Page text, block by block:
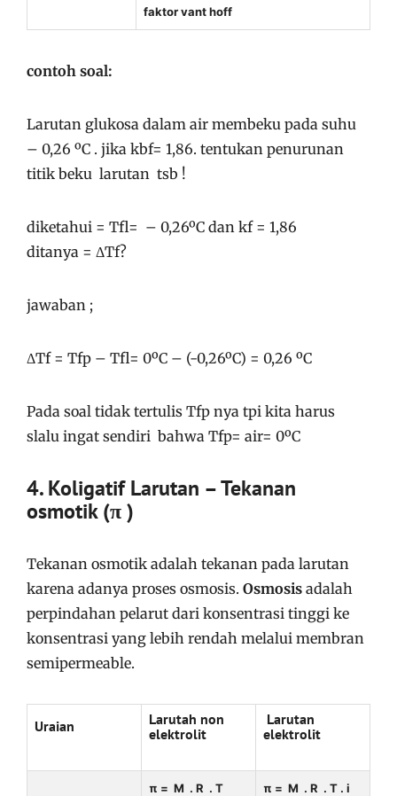
faktor vant hoff
contoh soal:
Larutan glukosa dalam air membeku pada suhu
– 0,26 ºC . jika kbf= 1,86. tentukan penurunan
titik beku larutan tsb !
diketahui = Tfl= – 0,26ºC dan kf = 1,86
ditanya = ΔTf?
jawaban ;
ΔTf = Tfp – Tfl= 0ºC – (-0,26ºC) = 0,26 ºC
Pada soal tidak tertulis Tfp nya tpi kita harus
slalu ingat sendiri bahwa Tfp= air= 0ºC
4.Koligatif Larutan –Tekanan
osmotik (π )
Tekanan osmotik adalah tekanan pada larutan
karena adanya proses osmosis. Osmosis adalah
perpindahan pelarut dari konsentrasi tinggi ke
konsentrasi yang lebih rendah melalui membran
semipermeable.
Uraian
Larutah non
elektrolit
Larutan
elektrolit
π = M . R . T π = M . R . T . i